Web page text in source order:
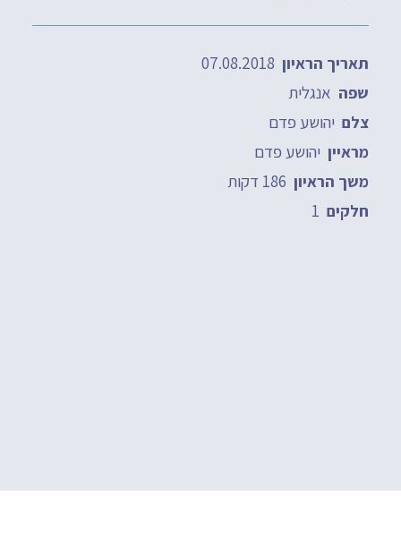
תאריך הראיון
שפה אנגלית
צלם יהושע פדם
מראיין יהושע פדם
משך הראיון
חלקים